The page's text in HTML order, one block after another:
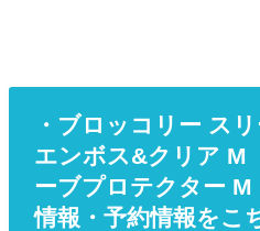
・ブロッコリー ス
エンボス&クリア M
ーブプロテクター
情報・予約情報をこ